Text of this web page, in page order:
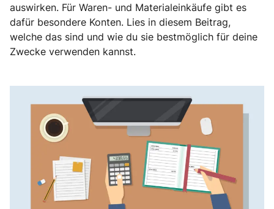
auswirken. Für Waren- und Materialeinkäufe gibt es
dafür besondere Konten. Lies in diesem Beitrag,
welche das sind und wie du sie bestmöglich für deine
Zwecke verwenden kannst.